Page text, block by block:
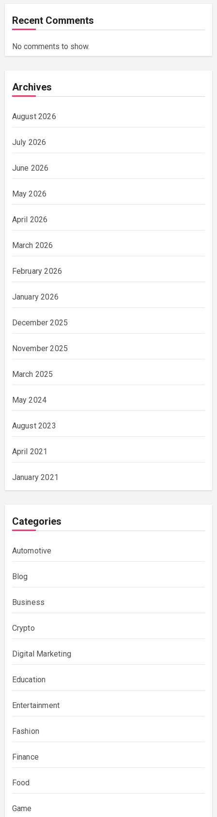
Recent Comments
No comments to show.
Archives
August 2026
July 2026
June 2026
May 2026
April 2026
March 2026
February 2026
January 2026
December 2025
November 2025
March 2025
May 2024
August 2023
April 2021
January 2021
Categories
Automotive
Blog
Business
Crypto
Digital Marketing
Education
Entertainment
Fashion
Finance
Food
Game